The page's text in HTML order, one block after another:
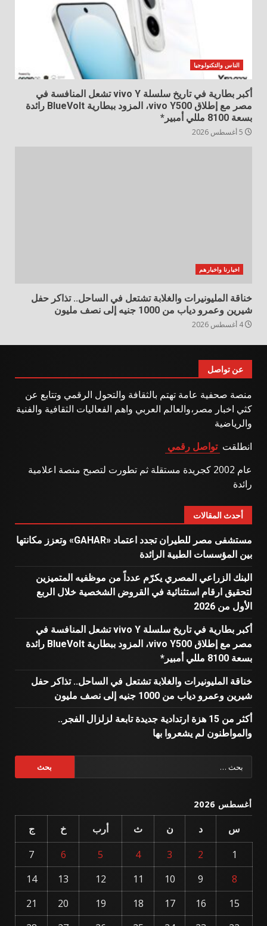
الناس والتكنولوجيا
أكبر بطارية في تاريخ سلسلة vivo Y تشعل المنافسة في
مصر مع إطلاق vivo Y500، المزود ببطارية BlueVolt رائدة
بسعة 8100 مللي أمبير*
اخبارنا واخبارهم
خناقة المليونيرات والغلابة تشتعل في الساحل.. تذاكر حفل
شيرين وعمرو دياب من 1000 جنيه إلى نصف مليون
عن تواصل
منصة صحفية عامة تهتم بالثقافة والتحول الرقمي وتتابع عن
كثي اخبار مصر،والعالم العربي واهم الفعاليات الثقافية والفنية
والرياضية
انطلقت تواصل رقمي
عام 2002 كجريدة مستقلة ثم تطورت لتصبح منصة اعلامية
رائدة
أحدث المقالات
مستشفى مصر للطيران تجدد اعتماد «GAHAR» وتعزز مكانتها
بين المؤسسات الطبية الرائدة
البنك الزراعي المصري يكرّم عدداً من موظفيه المتميزين
لتحقيق ارقام استثنائية في القروض الشخصية خلال الربع
الأول من 2026
أكبر بطارية في تاريخ سلسلة vivo Y تشعل المنافسة في
مصر مع إطلاق vivo Y500، المزود ببطارية BlueVolt رائدة
بسعة 8100 مللي أمبير*
خناقة المليونيرات والغلابة تشتعل في الساحل.. تذاكر حفل
شيرين وعمرو دياب من 1000 جنيه إلى نصف مليون
أكثر من 15 هزة ارتدادية جديدة تابعة لزلزال الفجر..
والمواطنون لم يشعروا بها
عن:
أغسطس 2026
س د ن ث أرب خ
ج
1
2
3
4
5
6
7
8
9
10
11
12
13
14
15
16
17
18
19
20
21